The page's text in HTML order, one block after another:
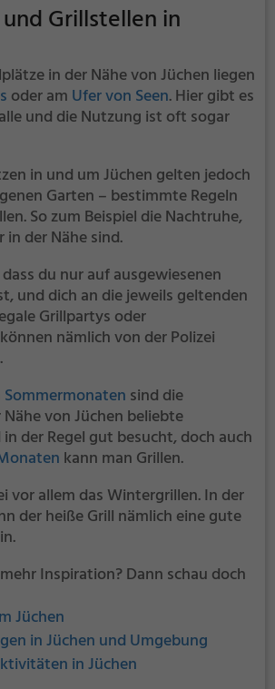
unter euch und könnt
Grillstellen in
in der Nähe von Jüchen liegen
oder am Ufer von Seen. Hier gibt es
und die Nutzung ist oft sogar
in und um Jüchen gelten jedoch
Garten – bestimmte Regeln
So zum Beispiel die Nachtruhe,
der Nähe sind.
du nur auf ausgewiesenen
und dich an die jeweils geltenden
Grillpartys oder
nämlich von der Polizei
Sommermonaten sind die
von Jüchen beliebte
der Regel gut besucht, doch auch
kann man Grillen.
vor allem das Wintergrillen. In der
der heiße Grill nämlich eine gute
Inspiration? Dann schau doch
Jüchen
in Jüchen und Umgebung
in Jüchen